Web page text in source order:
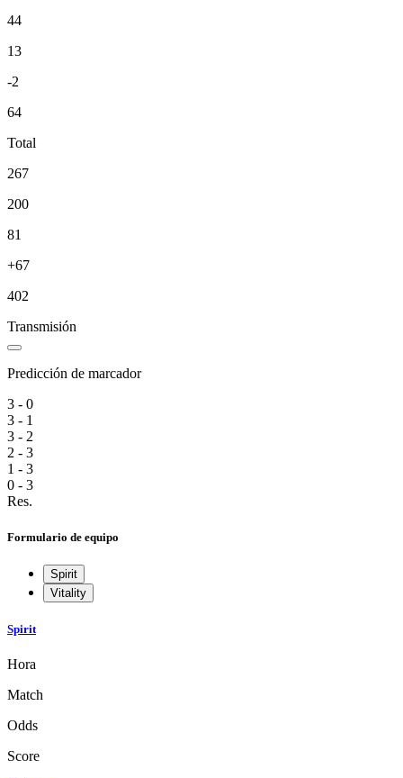
44
13
-2
64
Total
267
200
81
+67
402
Transmisión
Predicción de marcador
3 - 0
3 - 1
3 - 2
2 - 3
1 - 3
0 - 3
Res.
Formulario de equipo
Spirit
Vitality
Spirit
Hora
Match
Odds
Score